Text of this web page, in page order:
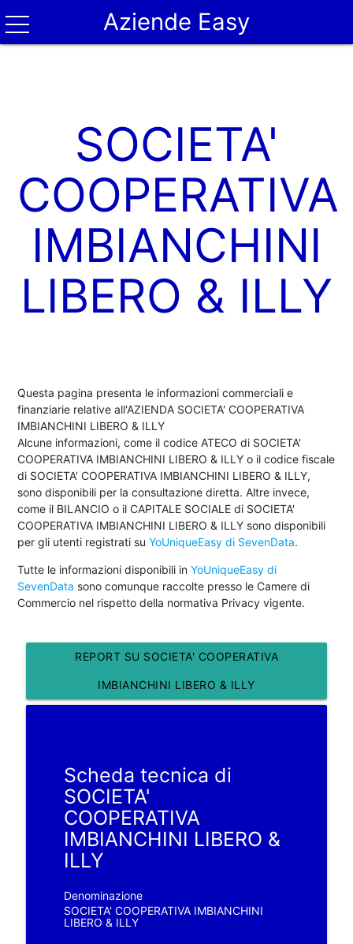
Aziende Easy
SOCIETA'
COOPERATIVA
IMBIANCHINI
LIBERO & ILLY
Questa pagina presenta le informazioni commerciali e
finanziarie relative all'AZIENDA SOCIETA' COOPERATIVA
IMBIANCHINI LIBERO & ILLY
Alcune informazioni, come il codice ATECO di SOCIETA'
COOPERATIVA IMBIANCHINI LIBERO & ILLY o il codice fiscale
di SOCIETA' COOPERATIVA IMBIANCHINI LIBERO & ILLY,
sono disponibili per la consultazione diretta. Altre invece,
come il BILANCIO o il CAPITALE SOCIALE di SOCIETA'
COOPERATIVA IMBIANCHINI LIBERO & ILLY sono disponibili
per gli utenti registrati suYoUniqueEasy di SevenData.
Tutte le informazioni disponibili inYoUniqueEasy di
SevenData sono comunque raccolte presso le Camere di
Commercio nel rispetto della normativa Privacy vigente.
REPORT SU SOCIETA' COOPERATIVA
IMBIANCHINI LIBERO & ILLY
Scheda tecnica di
SOCIETA'
COOPERATIVA
IMBIANCHINI LIBERO &
ILLY
Denominazione
SOCIETA' COOPERATIVA IMBIANCHINI
LIBERO & ILLY